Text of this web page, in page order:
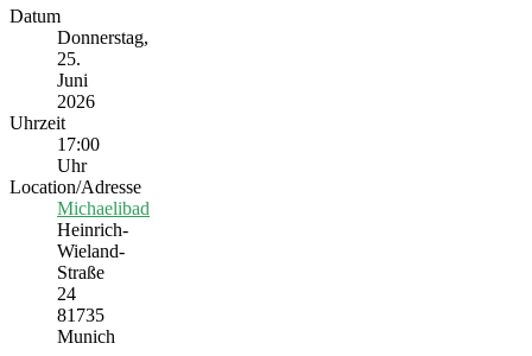
Datum
Donnerstag,
25.
Juni
2026
Uhrzeit
17:00
Uhr
Location/Adresse
Michaelibad
Heinrich-
Wieland-
Straße
24
81735
Munich